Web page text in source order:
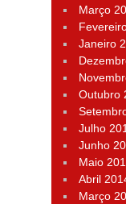
Março
Janeiro
Outubro
Julho
Junho
Maio
Abril
Março